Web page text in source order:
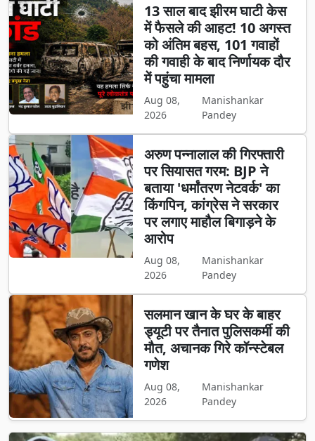
13 साल बाद झीरम घाटी केस
में फैसले की आहट! 10 अगस्त
को अंतिम बहस, 101 गवाहों
की गवाही के बाद निर्णायक दौर
में पहुंचा मामला
Aug 08,
2026
Manishankar
Pandey
अरुण पन्नालाल की गिरफ्तारी
पर सियासत गरम: BJP ने
बताया 'धर्मांतरण नेटवर्क' का
किंगपिन, कांग्रेस ने सरकार
पर लगाए माहौल बिगाड़ने के
आरोप
Aug 08,
2026
Manishankar
Pandey
सलमान खान के घर के बाहर
ड्यूटी पर तैनात पुलिसकर्मी की
मौत, अचानक गिरे कॉन्स्टेबल
गणेश
Aug 08,
2026
Manishankar
Pandey